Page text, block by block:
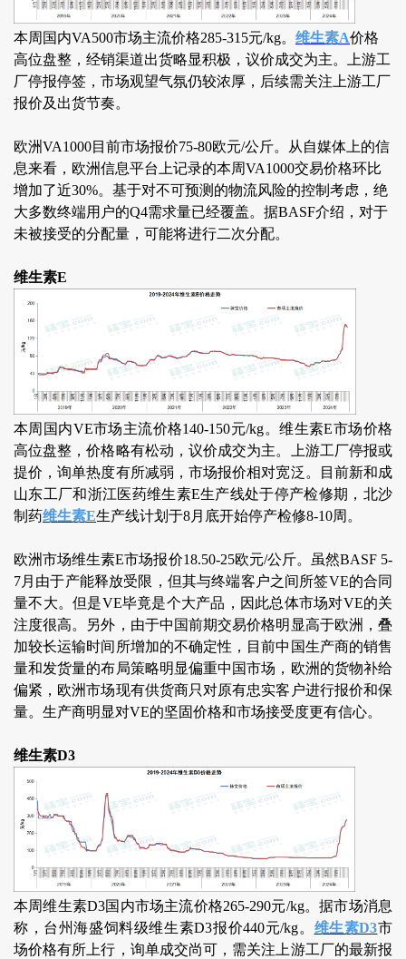
本周国内VA500市场主流价格285-315元/kg。 维生素A价格
高位盘整，经销渠道出货略显积极，议价成交为主。上游工
厂停报停签，市场观望气氛仍较浓厚，后续需关注上游工厂
报价及出货节奏。
欧洲VA1000目前市场报价75-80欧元/公斤。从自媒体上的信
息来看，欧洲信息平台上记录的本周VA1000交易价格环比
增加了近30%。基于对不可预测的物流风险的控制考虑，绝
大多数终端用户的Q4需求量已经覆盖。据BASF介绍，对于
未被接受的分配量，可能将进行二次分配。
维生素E
本周国内VE市场主流价格140-150元/kg。维生素E市场价格
高位盘整，价格略有松动，议价成交为主。上游工厂停报或
提价，询单热度有所减弱，市场报价相对宽泛。目前新和成
山东工厂和浙江医药维生素E生产线处于停产检修期，北沙
制药维生素E生产线计划于8月底开始停产检修8-10周。
欧洲市场维生素E市场报价18.50-25欧元/公斤。虽然BASF 5-
7月由于产能释放受限，但其与终端客户之间所签VE的合同
量不大。但是VE毕竟是个大产品，因此总体市场对VE的关
注度很高。另外，由于中国前期交易价格明显高于欧洲，叠
加较长运输时间所增加的不确定性，目前中国生产商的销售
量和发货量的布局策略明显偏重中国市场，欧洲的货物补给
偏紧，欧洲市场现有供货商只对原有忠实客户进行报价和保
量。生产商明显对VE的坚固价格和市场接受度更有信心。
维生素D3
本周维生素D3国内市场主流价格265-290元/kg。据市场消息
称，台州海盛饲料级维生素D3报价440元/kg。 维生素D3市
场价格有所上行，询单成交尚可，需关注上游工厂的最新报